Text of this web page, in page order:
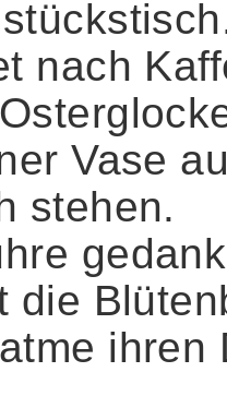
nach
Vase
stehen.
die
ihren